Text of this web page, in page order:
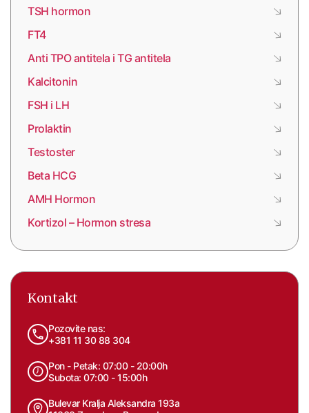
TSH hormon
FT4
Anti TPO antitela i TG antitela
Kalcitonin
FSH i LH
Prolaktin
Testoster
Beta HCG
AMH Hormon
Kortizol – Hormon stresa
Kontakt
Pozovite nas:
+381 11 30 88 304
Pon - Petak: 07:00 - 20:00h
Subota: 07:00 - 15:00h
Bulevar Kralja Aleksandra 193a